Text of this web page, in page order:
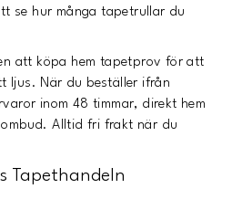
se hur många tapetrullar du
att köpa hem tapetprov för att
ljus. När du beställer ifrån
inom 48 timmar, direkt hem
Alltid fri frakt när du
Tapethandeln